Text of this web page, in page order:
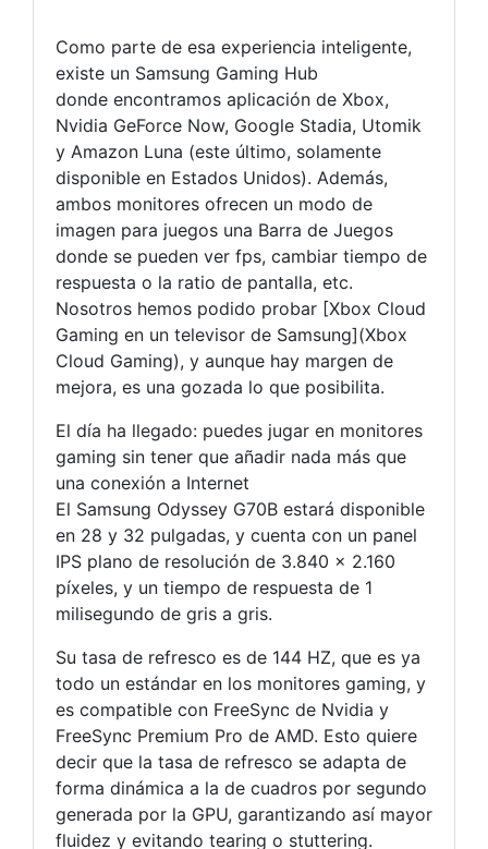
Como parte de esa experiencia inteligente,
existe un Samsung Gaming Hub
donde encontramos aplicación de Xbox,
Nvidia GeForce Now, Google Stadia, Utomik
y Amazon Luna (este último, solamente
disponible en Estados Unidos). Además,
ambos monitores ofrecen un modo de
imagen para juegos una Barra de Juegos
donde se pueden ver fps, cambiar tiempo de
respuesta o la ratio de pantalla, etc.
Nosotros hemos podido probar [Xbox Cloud
Gaming en un televisor de Samsung](Xbox
Cloud Gaming), y aunque hay margen de
mejora, es una gozada lo que posibilita.
El día ha llegado: puedes jugar en monitores
gaming sin tener que añadir nada más que
una conexión a Internet
El Samsung Odyssey G70B estará disponible
en 28 y 32 pulgadas, y cuenta con un panel
IPS plano de resolución de 3.840 x 2.160
píxeles, y un tiempo de respuesta de 1
milisegundo de gris a gris.
Su tasa de refresco es de 144 HZ, que es ya
todo un estándar en los monitores gaming, y
es compatible con FreeSync de Nvidia y
FreeSync Premium Pro de AMD. Esto quiere
decir que la tasa de refresco se adapta de
forma dinámica a la de cuadros por segundo
generada por la GPU, garantizando así mayor
fluidez y evitando tearing o stuttering.